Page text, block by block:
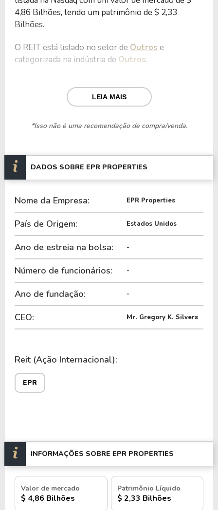
4,86 Bilhões, tendo um patrimônio de $ 2,33
Bilhões.
O REIT está listado no setor de Outros e
categorizada na indústria de Outros.
de $ 672,77 Milhões, que gerou um lucro no valor
de $ 274,93 Milhões.
Quanto aos seus principais indicadores, o REIT
últimos 12 meses o dividend yeld da EPR ficou em
5,63%.
EPR.
LEIA MAIS
*Isso não é uma recomendação de compra/venda.
DADOS SOBRE EPR PROPERTIES
Nome da Empresa: EPR Properties
País de Origem: Estados Unidos
Ano de estreia na bolsa: -
Número de funcionários: -
Ano de fundação: -
CEO: Mr. Gregory K. Silvers
Reit (Ação Internacional):
EPR
INFORMAÇÕES SOBRE EPR PROPERTIES
Valor de mercado
$ 4,86 Bilhões
Patrimônio Líquido
$ 2,33 Bilhões